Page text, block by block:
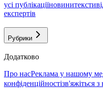
усі публікаціїновинитексти
експертів
Рубрики
Додатково
Про насРеклама у нашому
конфіденційностізв'яжіться